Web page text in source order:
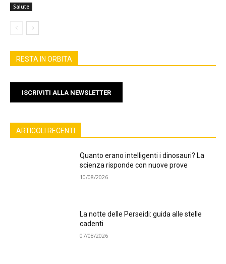
Salute
RESTA IN ORBITA
ISCRIVITI ALLA NEWSLETTER
ARTICOLI RECENTI
Quanto erano intelligenti i dinosauri? La
scienza risponde con nuove prove
10/08/2026
La notte delle Perseidi: guida alle stelle
cadenti
07/08/2026